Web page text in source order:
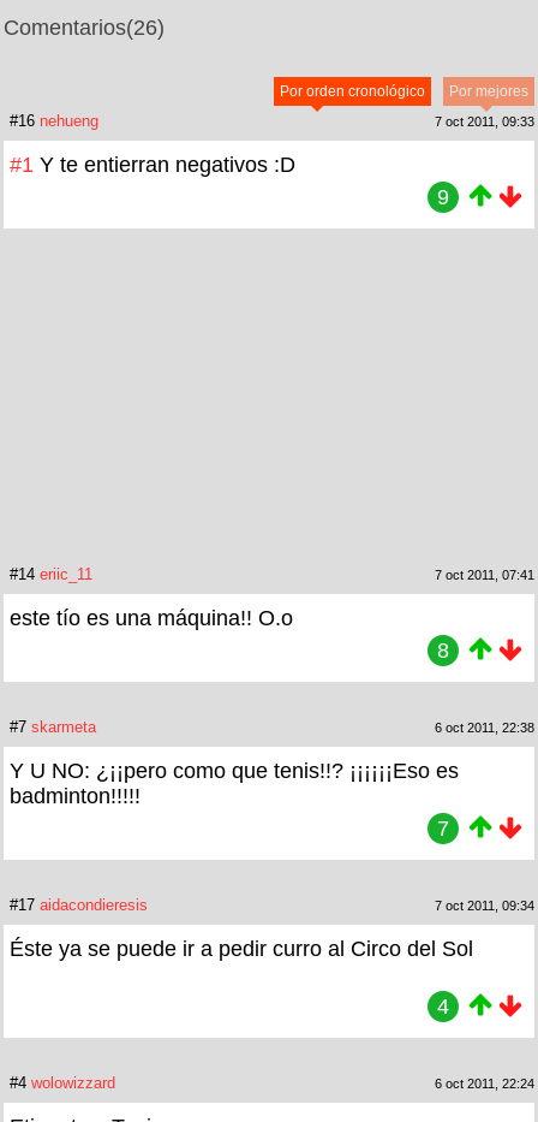
Comentarios(26)
Por mejores
Por orden cronológico
#16 nehueng 7 oct 2011, 09:33
#1 Y te entierran negativos :D
9
#14 eriic_11 7 oct 2011, 07:41
este tío es una máquina!! O.o
8
#7 skarmeta 6 oct 2011, 22:38
Y U NO: ¿¡¡pero como que tenis!!? ¡¡¡¡¡¡Eso es
badminton!!!!!
7
#17 aidacondieresis 7 oct 2011, 09:34
Éste ya se puede ir a pedir curro al Circo del Sol
4
#4 wolowizzard 6 oct 2011, 22:24